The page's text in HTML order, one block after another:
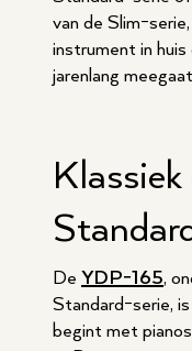
van de Slim-
instrument in
jarenlang
De YDP-165,
Standard-serie,
begint met